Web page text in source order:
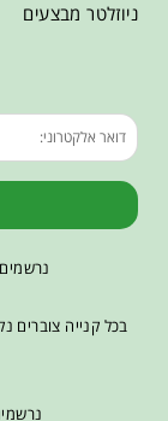
ניוזלטר מבצעים
בכל קנייה צוברים
נרשמים